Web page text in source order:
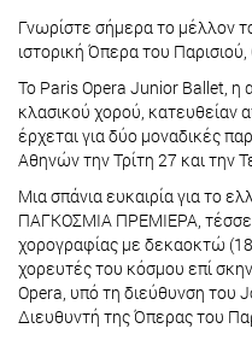
Γνωρίστε σήμερα το μέλλον
ιστορική Όπερα του
Το Paris Opera Junior Ballet,
κλασικού χορού, κατευθείαν
έρχεται για δύο μοναδικές
Αθηνών την Τρίτη 27 και την
Μια σπάνια ευκαιρία για το
ΠΑΓΚΟΣΜΙΑ ΠΡΕΜΙΕΡΑ,
χορογραφίας με δεκαοκτώ
χορευτές του κόσμου επί
Opera, υπό τη διεύθυνση του
Διευθυντή της Όπερας του